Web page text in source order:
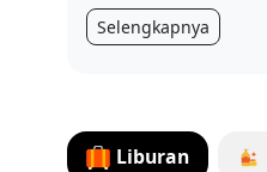
Selengkapnya
Liburan